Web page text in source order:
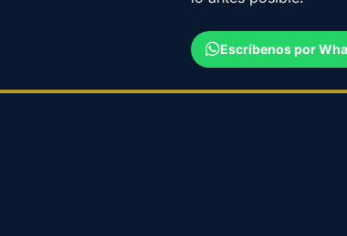
Escríbenos por